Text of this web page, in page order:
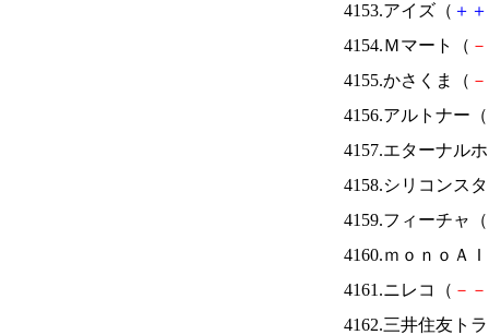
4153.アイズ（ ＋ ＋
4154.Ｍマート（ －
4155.かさくま（ －
4156.アルトナー（
4157.エターナル
4158.シリコンス
4159.フィーチャ（
4160.ｍｏｎｏＡ
4161.ニレコ（ － －
4162.三井住友ト